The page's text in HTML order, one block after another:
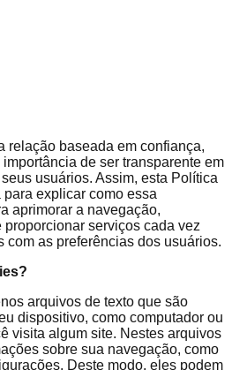
relação baseada em confiança,
de ser transparente em
usuários. Assim, esta Política
explicar como essa
aprimorar a navegação,
serviços cada vez
com as preferências dos usuários.
arquivos de texto que são
dispositivo, como computador ou
visita algum site. Nestes arquivos
sobre sua navegação, como
Deste modo, eles podem